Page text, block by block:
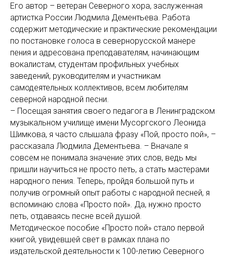
Его автор – ветеран Северного хора, заслуженная
артистка России Людмила Дементьева. Работа
содержит методические и практические рекомендации
по постановке голоса в севернорусской манере
пения и адресована преподавателям, начинающим
вокалистам, студентам профильных учебных
заведений, руководителям и участникам
самодеятельных коллективов, всем любителям
северной народной песни.
– Посещая занятия своего педагога в Ленинградском
музыкальном училище имени Мусоргского Леонида
Шимкова, я часто слышала фразу «Пой, просто пой», –
рассказала Людмила Дементьева. – Вначале я
совсем не понимала значение этих слов, ведь мы
пришли научиться не просто петь, а стать мастерами
народного пения. Теперь, пройдя большой путь и
получив огромный опыт работы с народной песней, я
вспоминаю слова «Просто пой». Да, нужно просто
петь, отдаваясь песне всей душой.
Методическое пособие «Просто пой» стало первой
книгой, увидевшей свет в рамках плана по
издательской деятельности к 100-летию Северного